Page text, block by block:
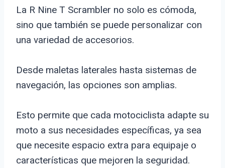
La R Nine T Scrambler no solo es cómoda,
sino que también se puede personalizar con
una variedad de accesorios.
Desde maletas laterales hasta sistemas de
navegación, las opciones son amplias.
Esto permite que cada motociclista adapte su
moto a sus necesidades específicas, ya sea
que necesite espacio extra para equipaje o
características que mejoren la seguridad.